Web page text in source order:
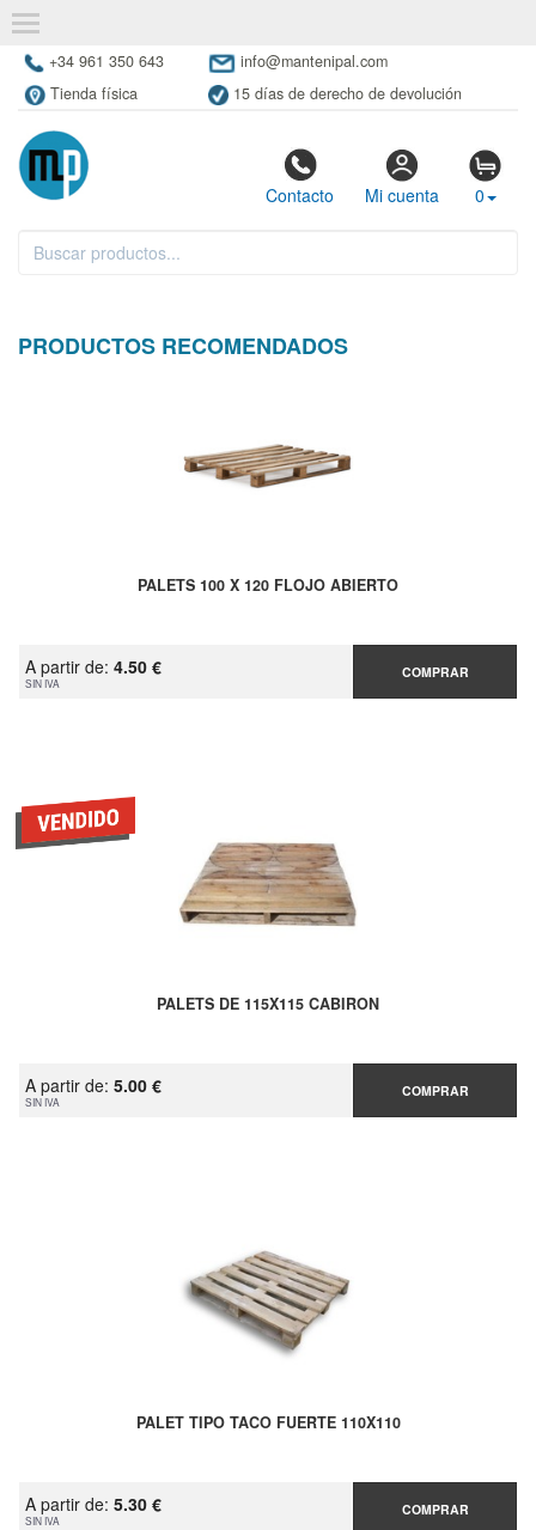
+34 961 350 643
info@mantenipal.com
Tienda física
15 días de derecho de devolución
Contacto Mi cuenta 0
PRODUCTOS RECOMENDADOS
PALETS 100 X 120 FLOJO ABIERTO
A partir de: 4.50 €
SIN IVA
COMPRAR
PALETS DE 115X115 CABIRON
A partir de: 5.00 €
SIN IVA
COMPRAR
PALET TIPO TACO FUERTE 110X110
A partir de: 5.30 €
SIN IVA
COMPRAR